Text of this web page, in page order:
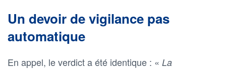
Un devoir de vigilance pas
automatique
En appel, le verdict a été identique : « La